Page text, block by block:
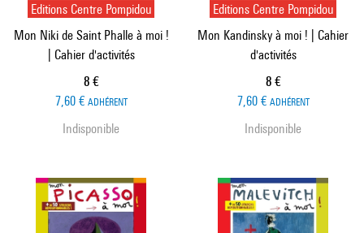
Editions Centre Pompidou
Mon Niki de Saint Phalle à moi !
| Cahier d'activités
Prix ​​actuel
8 €
7,60 € ADHÉRENT
Indisponible
Editions Centre Pompidou
Mon Kandinsky à moi ! | Cahier
d'activités
Prix ​​actuel
8 €
7,60 € ADHÉRENT
Indisponible